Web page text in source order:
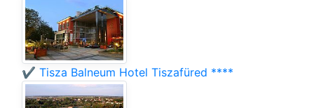
✔️ Tisza Balneum Hotel Tiszafüred ****